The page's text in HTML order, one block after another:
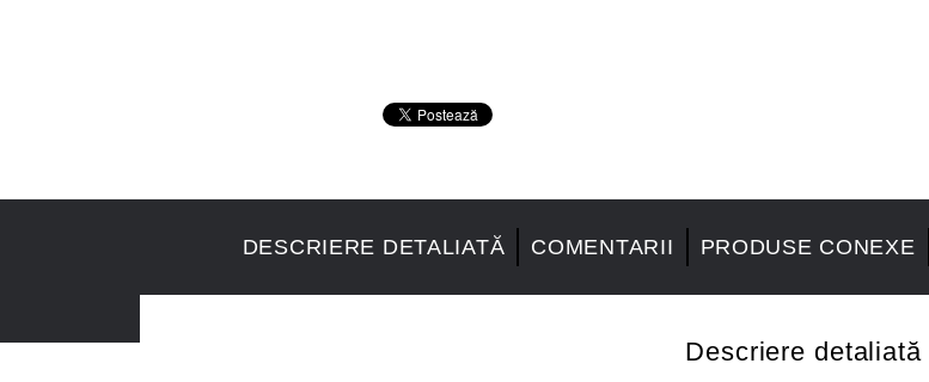
DESCRIERE DETALIATĂ COMENTARII PRODUSE CONEXE
Descriere detaliată